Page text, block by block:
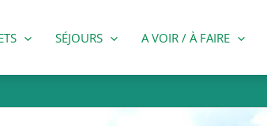
SÉJOURS A VOIR / À FAIRE